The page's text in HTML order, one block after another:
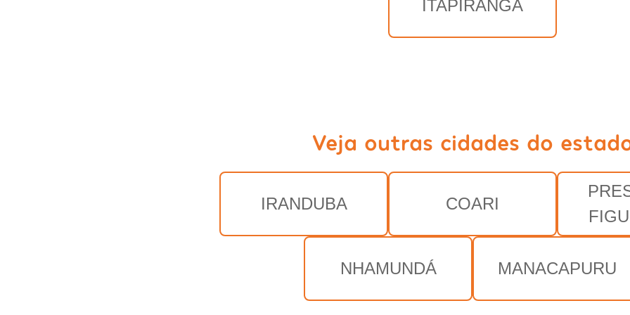
ITAPIRANGA
Veja outras cidades do
IRANDUBA COARI
NHAMUNDÁ MANACAPURU